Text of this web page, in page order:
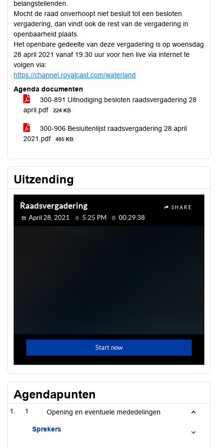
belangstellenden.
Mocht de raad onverhoopt niet besluit tot een besloten
vergadering, dan vindt ook de rest van de vergadering in
openbaarheid plaats.
Het openbare gedeelte van deze vergadering is op woensdag
28 april 2021 vanaf 19.30 uur voor hen live via internet te
volgen via:
https://channel.royalcast.com/waterland
Agenda documenten
300-891 Uitnodiging besloten raadsvergadering 28
april.pdf
224 KB
300-906 Besluitenlijst raadsvergadering 28 april
2021.pdf
485 KB
Uitzending
Agendapunten
1 Opening en eventuele mededelingen
Sprekers